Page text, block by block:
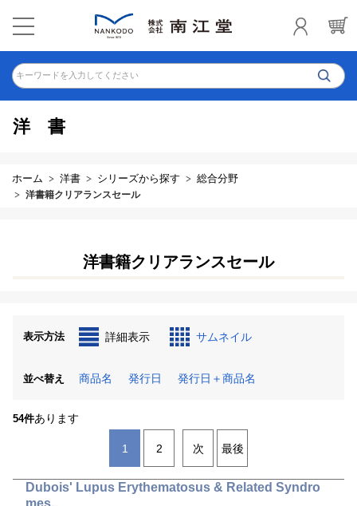
キーワードを入力してください
洋書
ホーム 洋書 シリーズから探す 総合分野
洋書籍クリアランスセール
洋書籍クリアランスセール
表示方法 詳細表示 サムネイル
並べ替え 商品名 発行日 発行日＋商品名
54件あります
1 2 次 最後
Dubois' Lupus Erythematosus & Related Syndro
mes,